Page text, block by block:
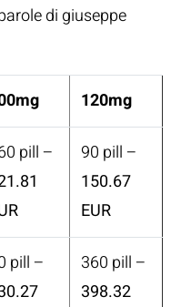
di giuseppe
120mg
pill –
90 pill –
150.67
EUR
pill –
360 pill –
398.32